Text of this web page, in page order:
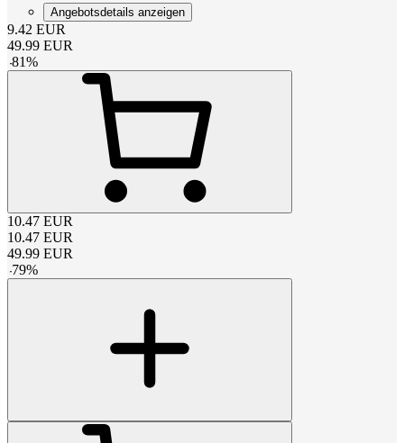
Angebotsdetails anzeigen
9.42 EUR
49.99 EUR
-81%
10.47 EUR
10.47 EUR
49.99 EUR
-79%